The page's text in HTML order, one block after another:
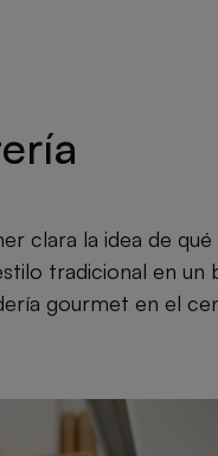
clara la idea de
tradicional en un
gourmet en el